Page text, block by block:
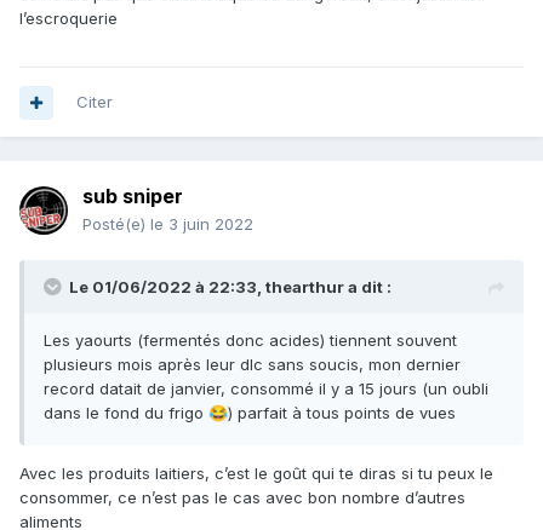
l’escroquerie
Citer
sub sniper
Posté(e) le 3 juin 2022
Le 01/06/2022 à 22:33, thearthura dit :
Les yaourts (fermentés donc acides) tiennent souvent
plusieurs mois après leur dlc sans soucis, mon dernier
record datait de janvier, consommé il y a 15 jours (un oubli
dans le fond du frigo 😂) parfait à tous points de vues
Avec les produits laitiers, c’est le goût qui te diras si tu peux le
consommer, ce n’est pas le cas avec bon nombre d’autres
aliments